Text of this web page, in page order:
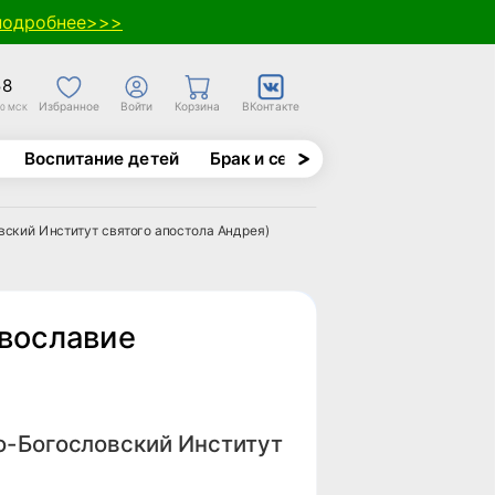
МСК Избранное Войти Корзина ВКонтакте
Воспитание детей Брак и семья
Институт святого апостола Андрея)
Богословский Институт